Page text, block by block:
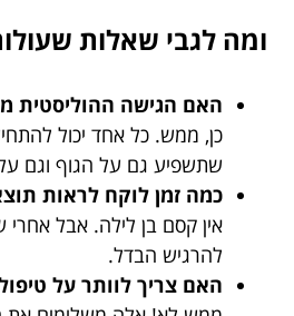
ומה לגבי שאלות
האם הגישה ההוליסטית
כן, ממש. כל אחד יכול
שתשפיע גם על הגוף וגם
כמה זמן לוקח לראות
אין קסם בן לילה. אבל אחרי
להרגיש הבדל.
האם צריך לוותר על